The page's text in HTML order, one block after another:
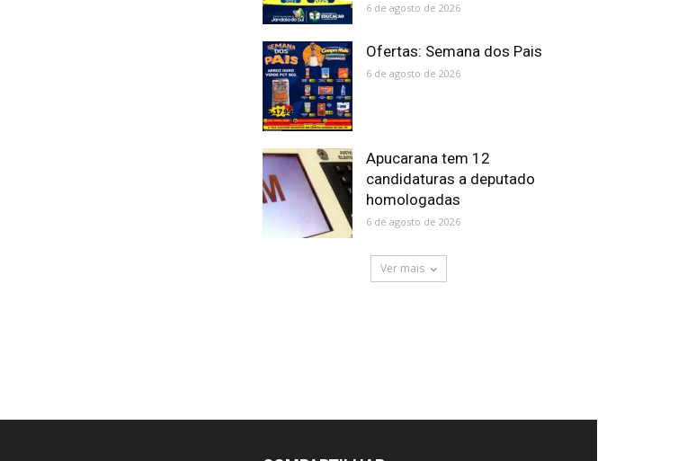
6 de agosto de 2026
Ofertas: Semana dos Pais
6 de agosto de 2026
Apucarana tem 12
candidaturas a deputado
homologadas
6 de agosto de 2026
Ver mais